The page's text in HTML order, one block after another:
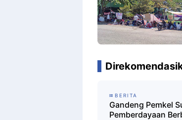
BERITA
Gandeng Pemkel
Pemberdayaan